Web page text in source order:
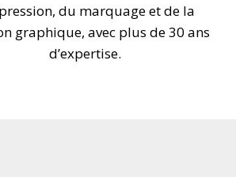
du marquage et de la
graphique, avec plus de 30 ans
d’expertise.